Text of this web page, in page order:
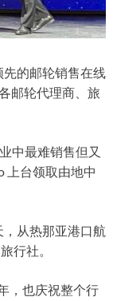
的邮轮销售在线
邮轮代理商、旅
中最难销售但又
上台领取由地中
从热那亚港口航
行社。
，也庆祝整个行